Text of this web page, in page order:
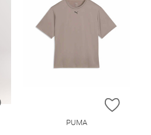
ZUR WUNSCHLISTE HINZUFÜGEN
ZUR
PUMA